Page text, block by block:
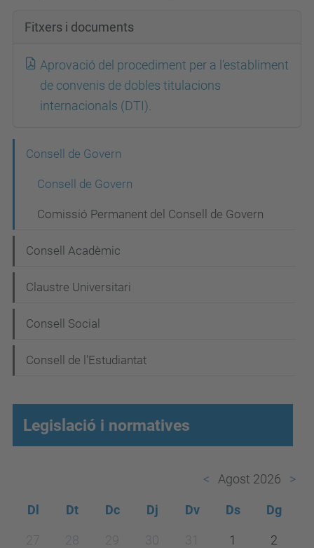
Fitxers i documents
Aprovació del procediment per a l'establiment
de convenis de dobles titulacions
internacionals (DTI).
e
a
c
ó
Consell de Govern
Consell de Govern
Comissió Permanent del Consell de Govern
Consell Acadèmic
Claustre Universitari
Consell Social
Consell de l'Estudiantat
Legislació i normatives
Agost 2026
Dl Dt Dc Dj Dv Ds Dg
27 28 29 30 31 1
2